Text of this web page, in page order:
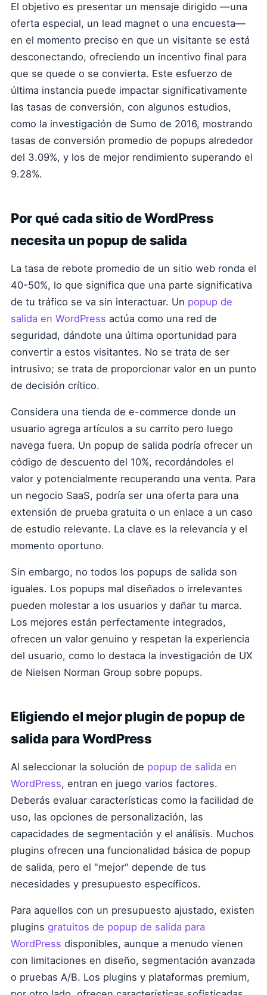
El objetivo es presentar un mensaje dirigido —una
oferta especial, un lead magnet o una encuesta—
en el momento preciso en que un visitante se está
desconectando, ofreciendo un incentivo final para
que se quede o se convierta. Este esfuerzo de
última instancia puede impactar significativamente
las tasas de conversión, con algunos estudios,
como la investigación de Sumo de 2016, mostrando
tasas de conversión promedio de popups alrededor
del 3.09%, y los de mejor rendimiento superando el
9.28%.
Por qué cada sitio de WordPress
necesita un popup de salida
La tasa de rebote promedio de un sitio web ronda el
40-50%, lo que significa que una parte significativa
de tu tráfico se va sin interactuar. Un popup de
salida en WordPress actúa como una red de
seguridad, dándote una última oportunidad para
convertir a estos visitantes. No se trata de ser
intrusivo; se trata de proporcionar valor en un punto
de decisión crítico.
Considera una tienda de e-commerce donde un
usuario agrega artículos a su carrito pero luego
navega fuera. Un popup de salida podría ofrecer un
código de descuento del 10%, recordándoles el
valor y potencialmente recuperando una venta. Para
un negocio SaaS, podría ser una oferta para una
extensión de prueba gratuita o un enlace a un caso
de estudio relevante. La clave es la relevancia y el
momento oportuno.
Sin embargo, no todos los popups de salida son
iguales. Los popups mal diseñados o irrelevantes
pueden molestar a los usuarios y dañar tu marca.
Los mejores están perfectamente integrados,
ofrecen un valor genuino y respetan la experiencia
del usuario, como lo destaca la investigación de UX
de Nielsen Norman Group sobre popups.
Eligiendo el mejor plugin de popup de
salida para WordPress
Al seleccionar la solución de popup de salida en
WordPress, entran en juego varios factores.
Deberás evaluar características como la facilidad de
uso, las opciones de personalización, las
capacidades de segmentación y el análisis. Muchos
plugins ofrecen una funcionalidad básica de popup
de salida, pero el "mejor" depende de tus
necesidades y presupuesto específicos.
Para aquellos con un presupuesto ajustado, existen
plugins gratuitos de popup de salida para
WordPress disponibles, aunque a menudo vienen
con limitaciones en diseño, segmentación avanzada
o pruebas A/B. Los plugins y plataformas premium,